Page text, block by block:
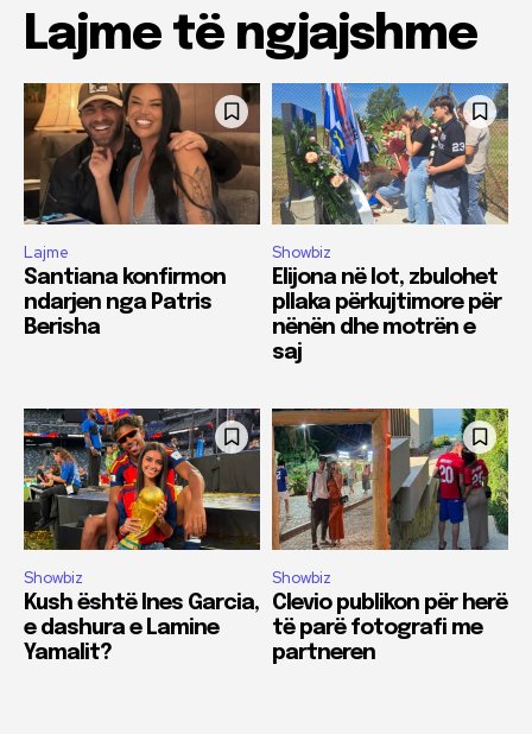
Lajme të ngjajshme
Lajme
Santiana konfirmon
ndarjen nga Patris
Berisha
Showbiz
Elijona në lot, zbulohet
pllaka përkujtimore për
nënën dhe motrën e
saj
Showbiz
Kush është Ines Garcia,
e dashura e Lamine
Yamalit?
Showbiz
Clevio publikon për herë
të parë fotografi me
partneren